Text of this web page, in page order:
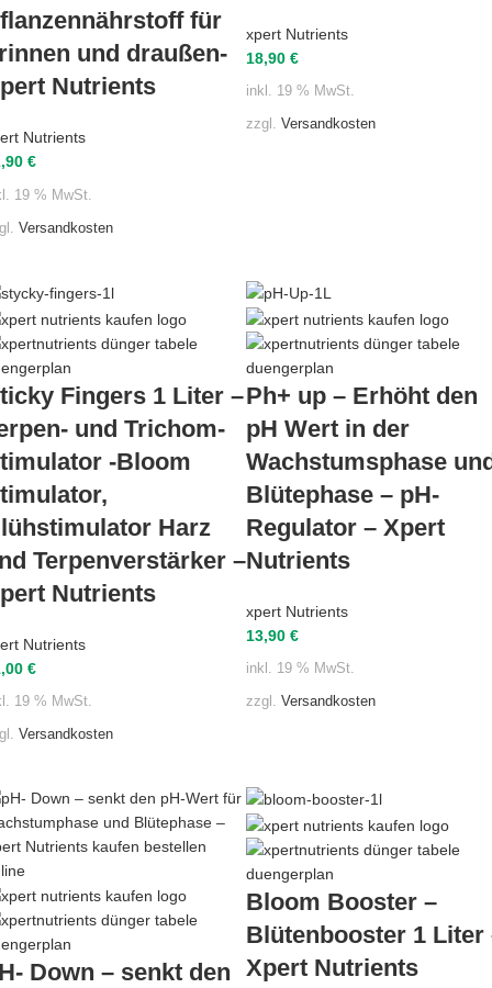
für
und draußen-
Nutrients
Nutrients
€
19 % MwSt.
Versandkosten
xpert Nutrients
18,90 €
inkl. 19 % MwSt.
zzgl. Versandkosten
Fingers 1 Liter –
und Trichom-
-Bloom
Harz
Terpenverstärker –
Nutrients
Nutrients
€
19 % MwSt.
Versandkosten
Ph+ up – Erhöht den
pH Wert in der
Wachstumsphase
Blütephase – pH-
Regulator – Xpert
Nutrients
xpert Nutrients
13,90 €
inkl. 19 % MwSt.
zzgl. Versandkosten
Down – senkt den
Bloom Booster –
Blütenbooster 1 Liter
Xpert Nutrients